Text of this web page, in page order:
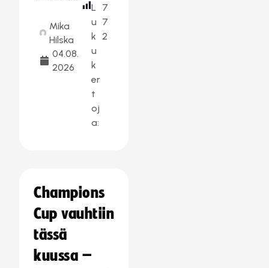
Mika
Hilska
04.08.
2026
L
u
k
u
k
er
t
oj
a:
7
7
2
Champions
Cup vauhtiin
tässä
kuussa –